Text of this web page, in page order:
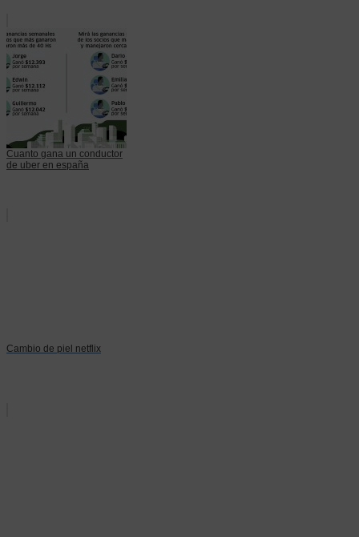
Cuanto gana un conductor
de uber en españa
Cambio de piel netflix